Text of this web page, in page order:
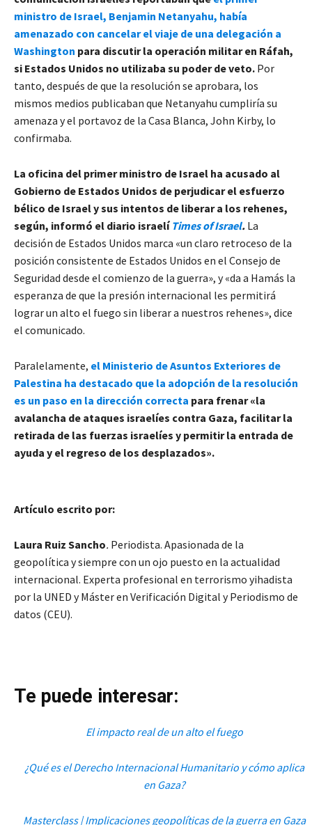
ministro de Israel, Benjamin Netanyahu, había
amenazado con cancelar el viaje de una delegación a
Washington para discutir la operación militar en Ráfah,
si Estados Unidos no utilizaba su poder de veto. Por
tanto, después de que la resolución se aprobara, los
mismos medios publicaban que Netanyahu cumpliría su
amenaza y el portavoz de la Casa Blanca, John Kirby, lo
confirmaba.
La oficina del primer ministro de Israel ha acusado al
Gobierno de Estados Unidos de perjudicar el esfuerzo
bélico de Israel y sus intentos de liberar a los rehenes,
según, informó el diario israelí Times of Israel. La
decisión de Estados Unidos marca «un claro retroceso de la
posición consistente de Estados Unidos en el Consejo de
Seguridad desde el comienzo de la guerra», y «da a Hamás la
esperanza de que la presión internacional les permitirá
lograr un alto el fuego sin liberar a nuestros rehenes», dice
el comunicado.
Paralelamente, el Ministerio de Asuntos Exteriores de
Palestina ha destacado que la adopción de la resolución
es un paso en la dirección correcta para frenar «la
avalancha de ataques israelíes contra Gaza, facilitar la
retirada de las fuerzas israelíes y permitir la entrada de
ayuda y el regreso de los desplazados».
Artículo escrito por:
Laura Ruiz Sancho. Periodista. Apasionada de la
geopolítica y siempre con un ojo puesto en la actualidad
internacional. Experta profesional en terrorismo yihadista
por la UNED y Máster en Verificación Digital y Periodismo de
datos (CEU).
Te puede interesar:
El impacto real de un alto el fuego
¿Qué es el Derecho Internacional Humanitario y cómo aplica
en Gaza?
Masterclass | Implicaciones geopolíticas de la guerra en Gaza